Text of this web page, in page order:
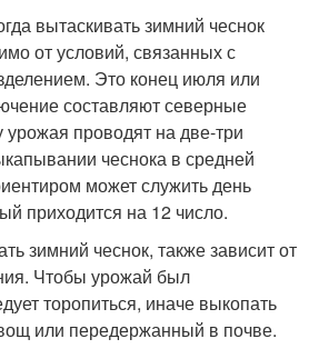
вытаскивать зимний чеснок
от условий, связанных с
Это конец июля или
составляют северные
проводят на две-три
чеснока в средней
может служить день
приходится на 12 число.
зимний чеснок, также зависит от
Чтобы урожай был
торопиться, иначе выкопать
или передержанный в почве.